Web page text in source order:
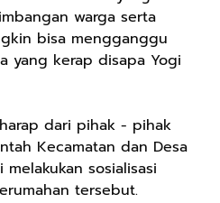
warga serta
bisa mengganggu
yang kerap disapa Yogi
dari pihak - pihak
Kecamatan dan Desa
sosialisasi
tersebut.